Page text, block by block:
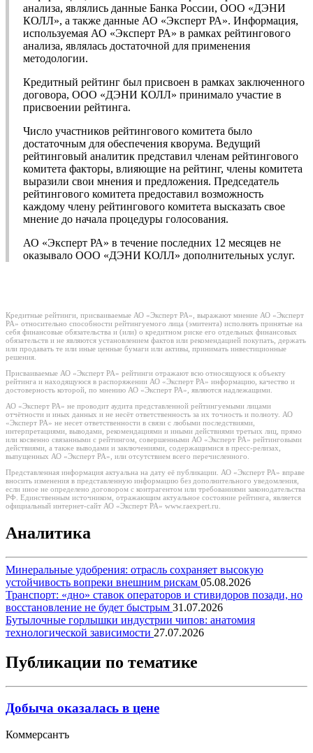
анализа, являлись данные Банка России, ООО «ДЭНИ
КОЛЛ», а также данные АО «Эксперт РА». Информация,
используемая АО «Эксперт РА» в рамках рейтингового
анализа, являлась достаточной для применения
методологии.
Кредитный рейтинг был присвоен в рамках заключенного
договора, ООО «ДЭНИ КОЛЛ» принимало участие в
присвоении рейтинга.
Число участников рейтингового комитета было
достаточным для обеспечения кворума. Ведущий
рейтинговый аналитик представил членам рейтингового
комитета факторы, влияющие на рейтинг, члены комитета
выразили свои мнения и предложения. Председатель
рейтингового комитета предоставил возможность
каждому члену рейтингового комитета высказать свое
мнение до начала процедуры голосования.
АО «Эксперт РА» в течение последних 12 месяцев не
оказывало ООО «ДЭНИ КОЛЛ» дополнительных услуг.
Кредитные рейтинги, присваиваемые АО «Эксперт РА», выражают мнение АО «Эксперт
РА» относительно способности рейтингуемого лица (эмитента) исполнять принятые на
себя финансовые обязательства и (или) о кредитном риске его отдельных финансовых
обязательств и не являются установлением фактов или рекомендацией покупать, держать
или продавать те или иные ценные бумаги или активы, принимать инвестиционные
решения.
Присваиваемые АО «Эксперт РА» рейтинги отражают всю относящуюся к объекту
рейтинга и находящуюся в распоряжении АО «Эксперт РА» информацию, качество и
достоверность которой, по мнению АО «Эксперт РА», являются надлежащими.
АО «Эксперт РА» не проводит аудита представленной рейтингуемыми лицами
отчётности и иных данных и не несёт ответственность за их точность и полноту. АО
«Эксперт РА» не несет ответственности в связи с любыми последствиями,
интерпретациями, выводами, рекомендациями и иными действиями третьих лиц, прямо
или косвенно связанными с рейтингом, совершенными АО «Эксперт РА» рейтинговыми
действиями, а также выводами и заключениями, содержащимися в пресс-релизах,
выпущенных АО «Эксперт РА», или отсутствием всего перечисленного.
Представленная информация актуальна на дату её публикации. АО «Эксперт РА» вправе
вносить изменения в представленную информацию без дополнительного уведомления,
если иное не определено договором с контрагентом или требованиями законодательства
РФ. Единственным источником, отражающим актуальное состояние рейтинга, является
официальный интернет-сайт АО «Эксперт РА» www.raexpert.ru.
Аналитика
Минеральные удобрения: отрасль сохраняет высокую
устойчивость вопреки внешним рискам 05.08.2026
Транспорт: «дно» ставок операторов и стивидоров позади, но
восстановление не будет быстрым 31.07.2026
Бутылочные горлышки индустрии чипов: анатомия
технологической зависимости 27.07.2026
Публикации по тематике
Добыча оказалась в цене
Коммерсантъ